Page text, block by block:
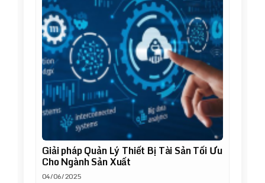
Giải pháp Quản Lý Thiết Bị Tài Sản Tối Ưu
Cho Ngành Sản Xuất
04/06/2025